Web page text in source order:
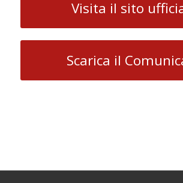
Visita il sito
Scarica il